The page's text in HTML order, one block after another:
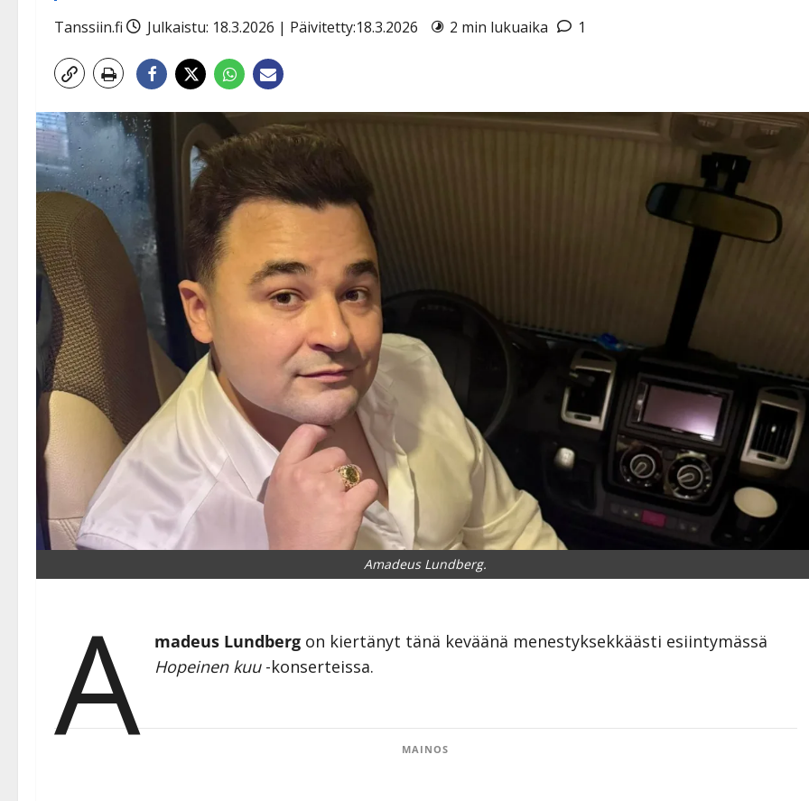
Tanssiin.fi Julkaistu: 18.3.2026 | Päivitetty:18.3.2026 2 min lukuaika 1
Amadeus Lundberg.
A madeus Lundberg on kiertänyt tänä keväänä menestyksekkäästi esiintymässä
Hopeinen kuu -konserteissa.
MAINOS